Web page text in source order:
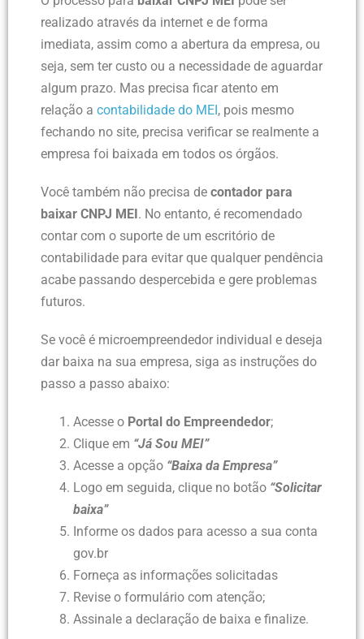
realizado através da internet e de forma
imediata, assim como a abertura da empresa, ou
seja, sem ter custo ou a necessidade de aguardar
algum prazo. Mas precisa ficar atento em
relação a contabilidade do MEI , pois mesmo
fechando no site, precisa verificar se realmente a
empresa foi baixada em todos os órgãos.
Você também não precisa de contador para
baixar CNPJ MEI . No entanto, é recomendado
contar com o suporte de um escritório de
contabilidade para evitar que qualquer pendência
acabe passando despercebida e gere problemas
futuros.
Se você é microempreendedor individual e deseja
dar baixa na sua empresa, siga as instruções do
passo a passo abaixo:
Acesse o Portal do Empreendedor;
Clique em “Já Sou MEI”
Acesse a opção “Baixa da Empresa”
Logo em seguida, clique no botão “Solicitar
baixa”
Informe os dados para acesso a sua conta
gov.br
Forneça as informações solicitadas
Revise o formulário com atenção;
Assinale a declaração de baixa e finalize.